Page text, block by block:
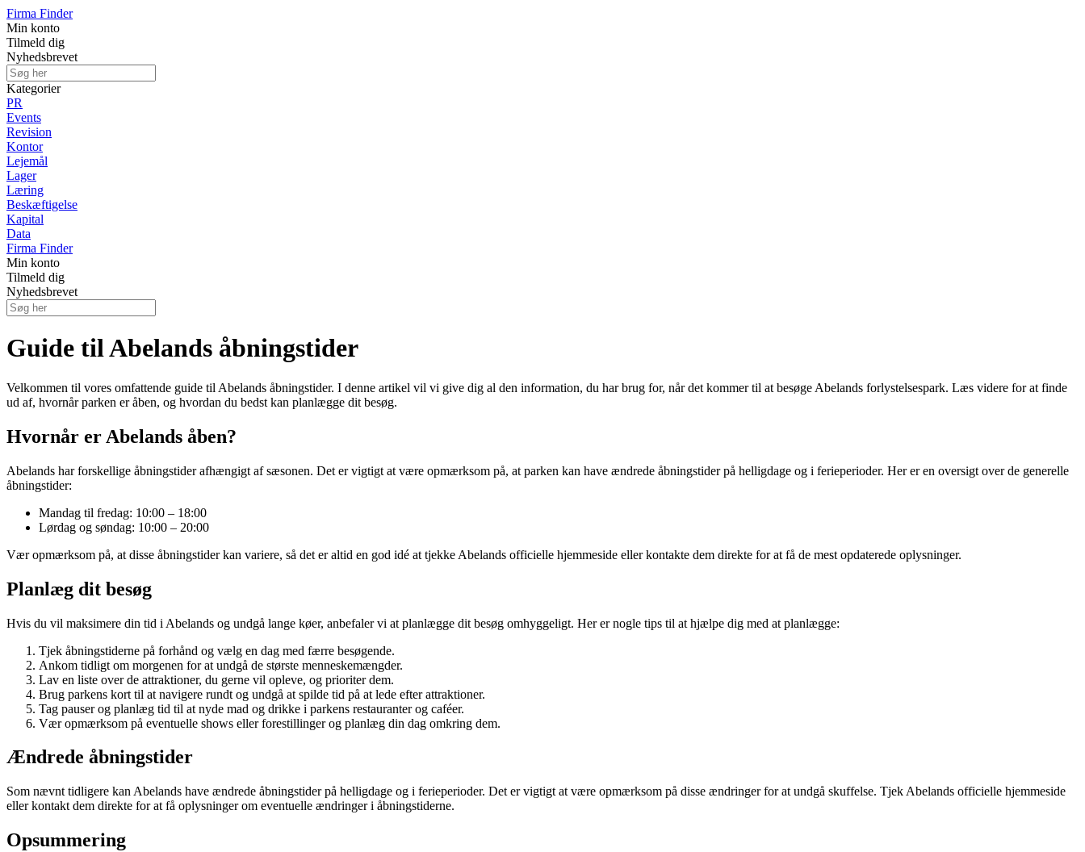
Firma Finder
Min konto
Tilmeld dig
Nyhedsbrevet
Kategorier
PR
Events
Revision
Kontor
Lejemål
Lager
Læring
Beskæftigelse
Kapital
Data
Firma Finder
Min konto
Tilmeld dig
Nyhedsbrevet
Guide til Abelands åbningstider
Velkommen til vores omfattende guide til Abelands åbningstider. I denne artikel vil vi give dig al den information, du har brug for, når det kommer til at besøge Abelands forlystelsespark. Læs videre for at finde
ud af, hvornår parken er åben, og hvordan du bedst kan planlægge dit besøg.
Hvornår er Abelands åben?
Abelands har forskellige åbningstider afhængigt af sæsonen. Det er vigtigt at være opmærksom på, at parken kan have ændrede åbningstider på helligdage og i ferieperioder. Her er en oversigt over de generelle
åbningstider:
Mandag til fredag: 10:00 – 18:00
Lørdag og søndag: 10:00 – 20:00
Vær opmærksom på, at disse åbningstider kan variere, så det er altid en god idé at tjekke Abelands officielle hjemmeside eller kontakte dem direkte for at få de mest opdaterede oplysninger.
Planlæg dit besøg
Hvis du vil maksimere din tid i Abelands og undgå lange køer, anbefaler vi at planlægge dit besøg omhyggeligt. Her er nogle tips til at hjælpe dig med at planlægge:
Tjek åbningstiderne på forhånd og vælg en dag med færre besøgende.
Ankom tidligt om morgenen for at undgå de største menneskemængder.
Lav en liste over de attraktioner, du gerne vil opleve, og prioriter dem.
Brug parkens kort til at navigere rundt og undgå at spilde tid på at lede efter attraktioner.
Tag pauser og planlæg tid til at nyde mad og drikke i parkens restauranter og caféer.
Vær opmærksom på eventuelle shows eller forestillinger og planlæg din dag omkring dem.
Ændrede åbningstider
Som nævnt tidligere kan Abelands have ændrede åbningstider på helligdage og i ferieperioder. Det er vigtigt at være opmærksom på disse ændringer for at undgå skuffelse. Tjek Abelands officielle hjemmeside
eller kontakt dem direkte for at få oplysninger om eventuelle ændringer i åbningstiderne.
Opsummering